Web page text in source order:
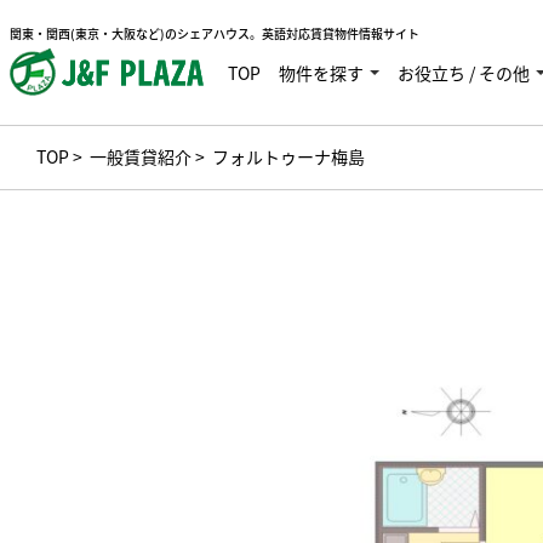
関東・関西(東京・大阪など)のシェアハウス。英語対応賃貸物件情報サイト
TOP 物件を探す お役立ち / その他
TOP> 一般賃貸紹介> フォルトゥーナ梅島